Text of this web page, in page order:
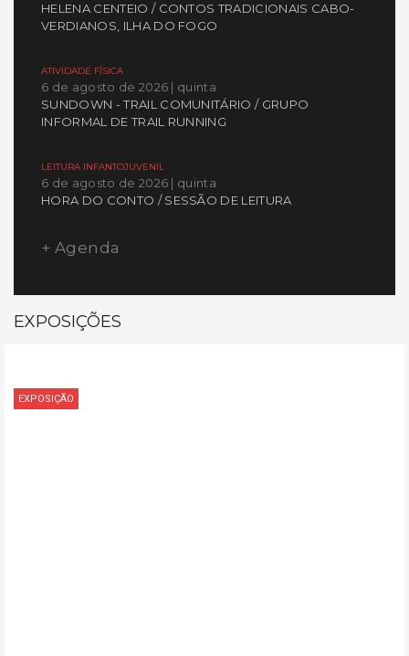
HELENA CENTEIO / CONTOS TRADICIONAIS CABO-
VERDIANOS, ILHA DO FOGO
ATIVIDADE FÍSICA
6 de agosto de 2026 | quinta
SUNDOWN - TRAIL COMUNITÁRIO / GRUPO
INFORMAL DE TRAIL RUNNING
LEITURA INFANTOJUVENIL
6 de agosto de 2026 | quinta
HORA DO CONTO / SESSÃO DE LEITURA
+ Agenda
EXPOSIÇÕES
EXPOSIÇÃO